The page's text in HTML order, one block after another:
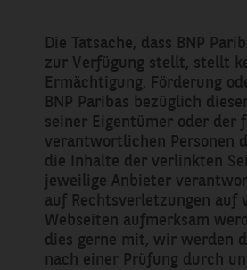
Die Tatsache, dass BNP
zur Verfügung stellt, stellt
Ermächtigung, Förderung
BNP Paribas bezüglich
seiner Eigentümer oder der
verantwortlichen Personen
die Inhalte der verlinkten
jeweilige Anbieter
auf Rechtsverletzungen auf
Webseiten aufmerksam
dies gerne mit, wir werden
nach einer Prüfung durch